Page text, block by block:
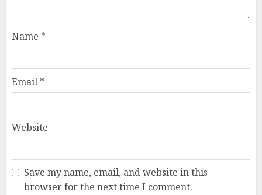
Name *
Email *
Website
Save my name, email, and website in this
browser for the next time I comment.